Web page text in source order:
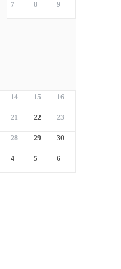
7 8 9
14 15 16
21 22 23
28 29 30
4 5 6